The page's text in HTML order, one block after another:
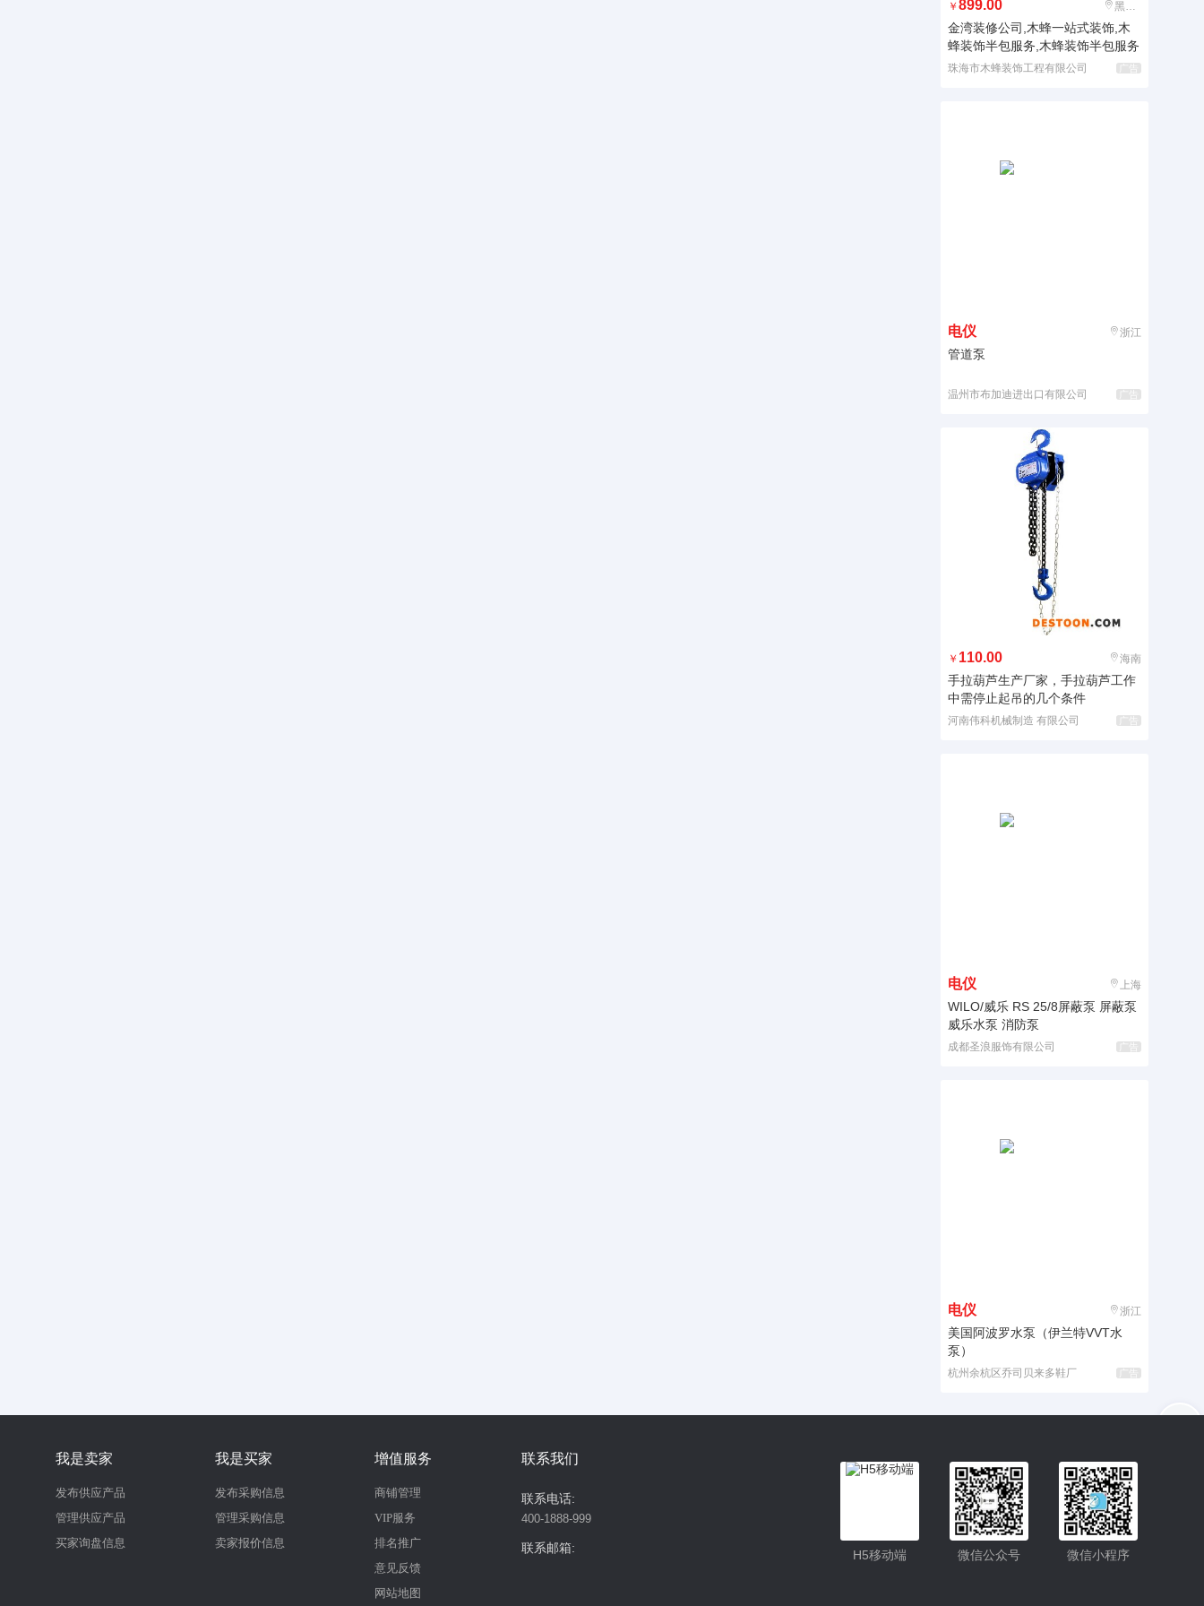
￥ 899.00 黑龙江
金湾装修公司,木蜂一站式装饰,木
蜂装饰半包服务,木蜂装饰半包服务
珠海市木蜂装饰工程有限公司 广告
电仪 浙江
管道泵
温州市布加迪进出口有限公司 广告
￥ 110.00 海南
手拉葫芦生产厂家，手拉葫芦工作
中需停止起吊的几个条件
河南伟科机械制造 有限公司 广告
电仪 上海
WILO/威乐 RS 25/8屏蔽泵 屏蔽泵
威乐水泵 消防泵
成都圣浪服饰有限公司 广告
电仪 浙江
美国阿波罗水泵（伊兰特VVT水
泵）
杭州余杭区乔司贝来多鞋厂 广告
我是卖家
发布供应产品
管理供应产品
买家询盘信息
我是买家
发布采购信息
管理采购信息
卖家报价信息
增值服务
商铺管理
VIP服务
排名推广
意见反馈
网站地图
联系我们
联系电话:
400-1888-999
联系邮箱: 微信小程序
微信公众号
H5移动端